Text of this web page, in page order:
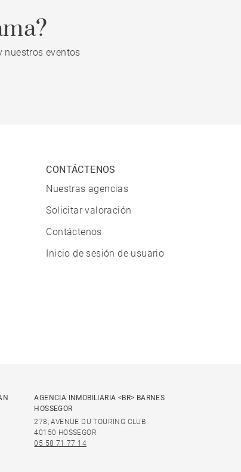
nuestros eventos
CONTÁCTENOS
Nuestras agencias
Solicitar valoración
Contáctenos
Inicio de sesión de usuario
AGENCIA INMOBILIARIA <BR> BARNES
HOSSEGOR
278, AVENUE DU TOURING CLUB
40150 HOSSEGOR
05 58 71 77 14